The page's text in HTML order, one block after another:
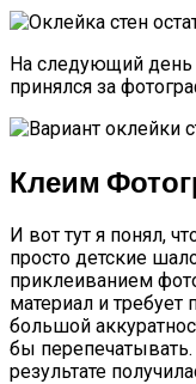
На следующий день
принялся за
Клеим
И вот тут я понял,
просто детские
приклеиванием
материал и требует
большой
бы перепечатывать.
результате